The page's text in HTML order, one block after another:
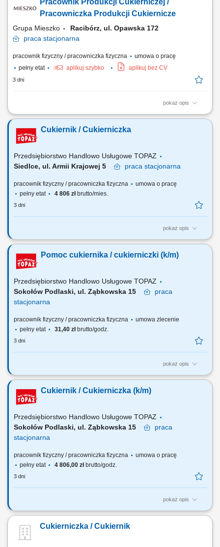
według hotelowego menu, ale masz też przestrzeń na własną
kreatywność; Dbasz o porządek i higienę w miejscu pracy,
Pracownik Produkcji Cukierniczej /
Pracowniczka Produkcji Cukiernicze
Grupa Mieszko
Racibórz, ul. Opawska 172
praca stacjonarna
pracownik fizyczny / pracowniczka fizyczna
umowa o pracę
pełny etat
aplikuj szybko aplikuj bez CV
3 dni
pokaż opis
Twoje zadania: przygotowywanie surowców do procesu produkcyjnego,
monitorowanie prawidłowego przebiegu produkcji, kontrola jakości
wyrobów, dbanie o czystość stanowiska oraz sprzętu, przestrzeganie
Cukiernik / Cukierniczka
Przedsiębiorstwo Handlowo Usługowe TOPAZ
Siedlce, ul. Armii Krajowej 5
praca stacjonarna
pracownik fizyczny / pracowniczka fizyczna
umowa o pracę
pełny etat
4 806 złbrutto/mies.
3 dni
pokaż opis
Twoje główne zadania: przygotowywanie ciast, deserów zgodnie ze
z Szefem/Szefową Kuchni i pozostałym zespołem Restauracji;
utrzymywanie optymalnego poziomu produkcji dań i współpraca przy
Pomoc cukiernika / cukierniczki (k/m)
Przedsiębiorstwo Handlowo Usługowe TOPAZ
Sokołów Podlaski, ul. Ząbkowska 15
praca
stacjonarna
pracownik fizyczny / pracowniczka fizyczna
umowa zlecenie
pełny etat
31,40 złbrutto/godz.
3 dni
pokaż opis
Zakres obowiązków: współpraca przy produkcji ciast i innych wyrobów
rodzaju nadzień, kremów, polew; dekorowanie ciast oraz tortów we
współpracy z cukiernikami; prace pomocnicze we współpracy z
Cukiernik / Cukierniczka (k/m)
Przedsiębiorstwo Handlowo Usługowe TOPAZ
Sokołów Podlaski, ul. Ząbkowska 15
praca
stacjonarna
pracownik fizyczny / pracowniczka fizyczna
umowa o pracę
pełny etat
4 806,00 złbrutto/godz.
3 dni
pokaż opis
Twoje główne zadania: przygotowywanie tortów, ciast, deserów zgodnie
rodzaju nadzień, kremów, polew; prace pomocnicze we współpracy z
cukiernikami;
Cukierniczka / Cukiernik